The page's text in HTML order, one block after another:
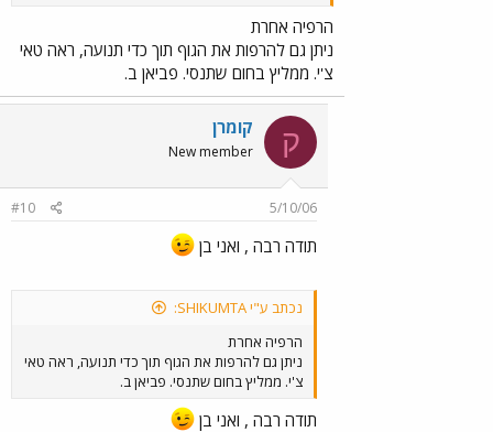
הרפיה אחרת
ניתן גם להרפות את הגוף תוך כדי תנועה, ראה טאי
צ'י. ממליץ בחום שתנסי. פביאן ב.
ק קומרן
New member
5/10/06
#10
תודה רבה , ואני בן
נכתב ע"י SHIKUMTA:
הרפיה אחרת
ניתן גם להרפות את הגוף תוך כדי תנועה, ראה טאי
צ'י. ממליץ בחום שתנסי. פביאן ב.
תודה רבה , ואני בן